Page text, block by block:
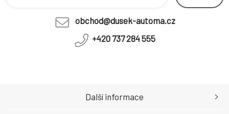
obchod@dusek-automa.cz
+420 737 284 555
Další informace